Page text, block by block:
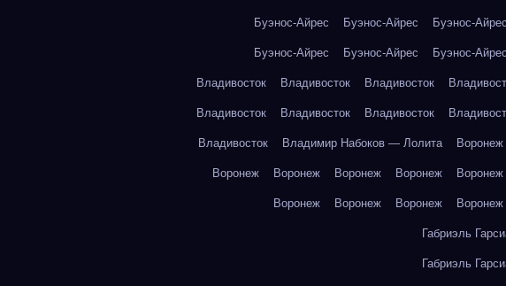
Буэнос-Айрес Буэнос-Айрес Буэнос-Айрес
Буэнос-Айрес Буэнос-Айрес Буэнос-Айрес
Владивосток Владивосток Владивосток
Владивосток Владивосток Владивосток
Владивосток Владимир Набоков — Лолита Воронеж
Воронеж Воронеж Воронеж Воронеж Воронеж
Воронеж Воронеж Воронеж Воронеж
Габриэль
Габриэль